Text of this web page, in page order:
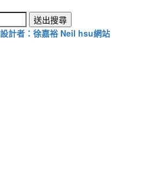
送出搜尋
計者：徐嘉裕 Neil hsu網站